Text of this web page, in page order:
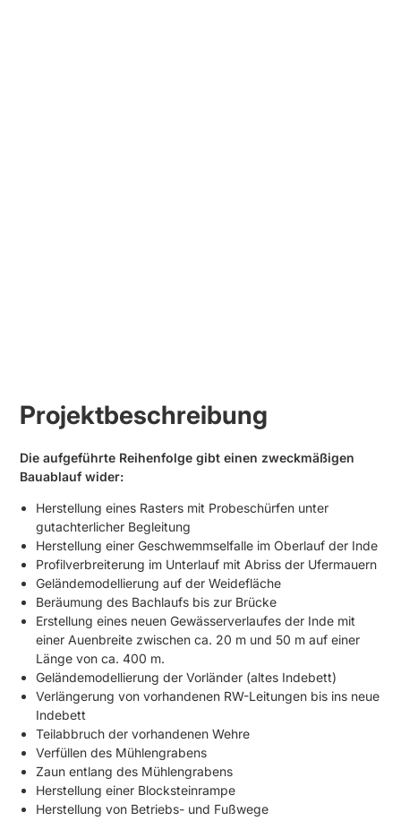
Projektbeschreibung
Die aufgeführte Reihenfolge gibt einen zweckmäßigen
Bauablauf wider:
Herstellung eines Rasters mit Probeschürfen unter
gutachterlicher Begleitung
Herstellung einer Geschwemmselfalle im Oberlauf der Inde
Profilverbreiterung im Unterlauf mit Abriss der Ufermauern
Geländemodellierung auf der Weidefläche
Beräumung des Bachlaufs bis zur Brücke
Erstellung eines neuen Gewässerverlaufes der Inde mit
einer Auenbreite zwi­schen ca. 20 m und 50 m auf einer
Länge von ca. 400 m.
Geländemodellierung der Vorländer (altes Indebett)
Verlängerung von vorhandenen RW-Leitungen bis ins neue
Indebett
Teilabbruch der vorhandenen Wehre
Verfüllen des Mühlengrabens
Zaun entlang des Mühlengrabens
Herstellung einer Blocksteinrampe
Herstellung von Betriebs- und Fußwege